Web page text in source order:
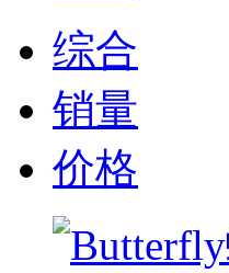
综合
销量
价格